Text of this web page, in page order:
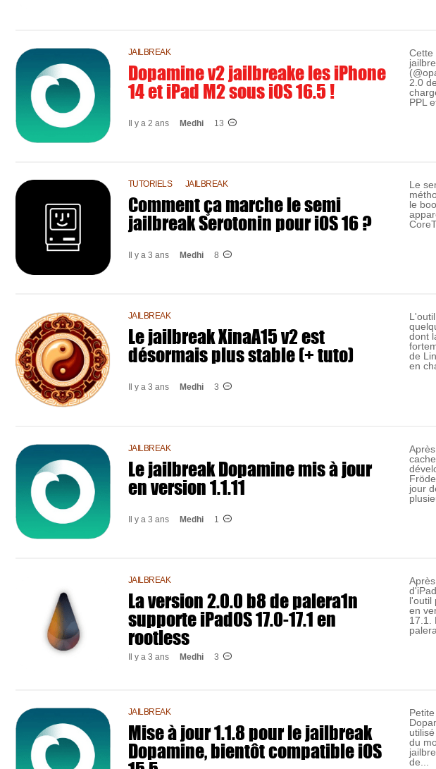
JAILBREAK
Dopamine v2 jailbreake les iPhone
14 et iPad M2 sous iOS 16.5 !
Il y a 2 ans Medhi 13
Cette
2.0
PPL
TUTORIELS JAILBREAK
Comment ça marche le semi
jailbreak Serotonin pour iOS 16 ?
Il y a 3 ans Medhi 8
Le
le
JAILBREAK
Le jailbreak XinaA15 v2 est
désormais plus stable (+ tuto)
Il y a 3 ans Medhi 3
dont
de
en
JAILBREAK
Le jailbreak Dopamine mis à jour
en version 1.1.11
Il y a 3 ans Medhi 1
jour
JAILBREAK
La version 2.0.0 b8 de palera1n
supporte iPadOS 17.0-17.1 en
rootless
Il y a 3 ans Medhi 3
l'outil
en
17.1.
JAILBREAK
Mise à jour 1.1.8 pour le jailbreak
Dopamine, bientôt compatible iOS
du
de...